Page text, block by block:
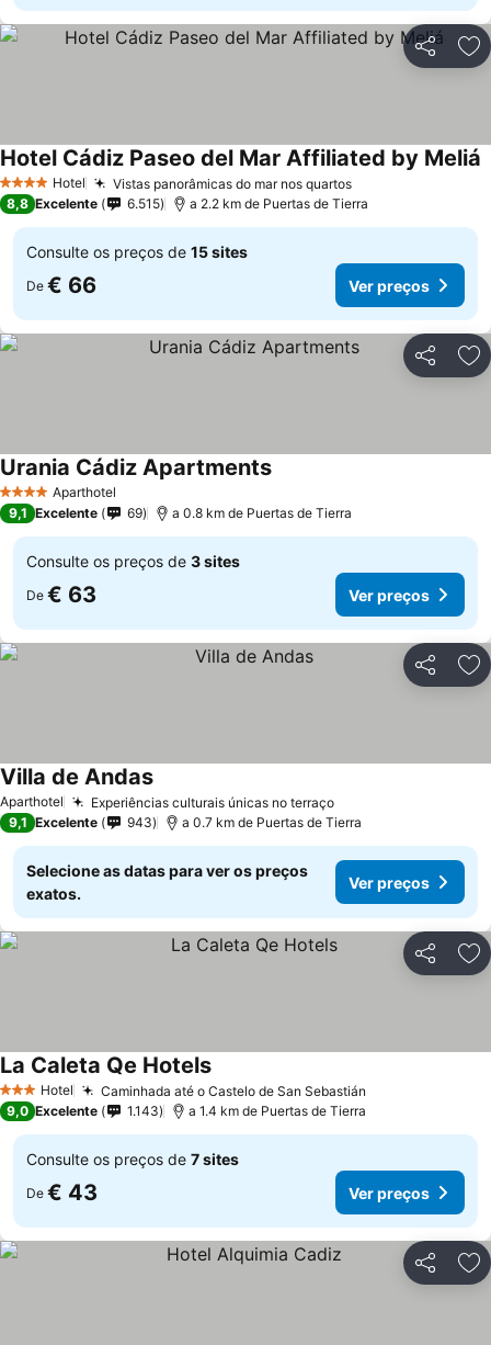
Partilhar
4 EstrelasHotel Vistas panorâmicas do mar nos quartosVer preços
Hotel Cádiz Paseo del Mar Affiliated by Meliá
8,8 Excelente 6.515 a 2.2 km de Puertas de Tierra
Consulte os preços de 15 sites
De € 66 Ver preços
Partilhar
4 EstrelasAparthotel
Urania Cádiz ApartmentsVer preços
9,1 Excelente 69 a 0.8 km de Puertas de Tierra
Consulte os preços de 3 sites
De € 63 Ver preços
Partilhar
Aparthotel Experiências culturais únicas no terraçoVer preços
Villa de AndasVer preços
9,1 Excelente 943 a 0.7 km de Puertas de Tierra
Selecione as datas para ver os preços
exatos.
Ver preços
Partilhar
3 EstrelasHotel Caminhada até o Castelo de San Sebastián
La Caleta Qe HotelsVer preços
9,0 Excelente 1.143 a 1.4 km de Puertas de Tierra
Consulte os preços de 7 sites
De € 43 Ver preços
Partilhar